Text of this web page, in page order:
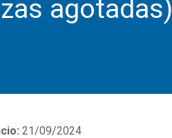
21/09/2024